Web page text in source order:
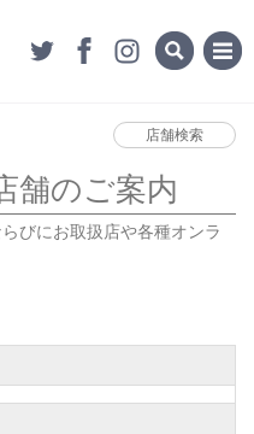
店舗検索
舗のご案内
びにお取扱店や各種オンラ